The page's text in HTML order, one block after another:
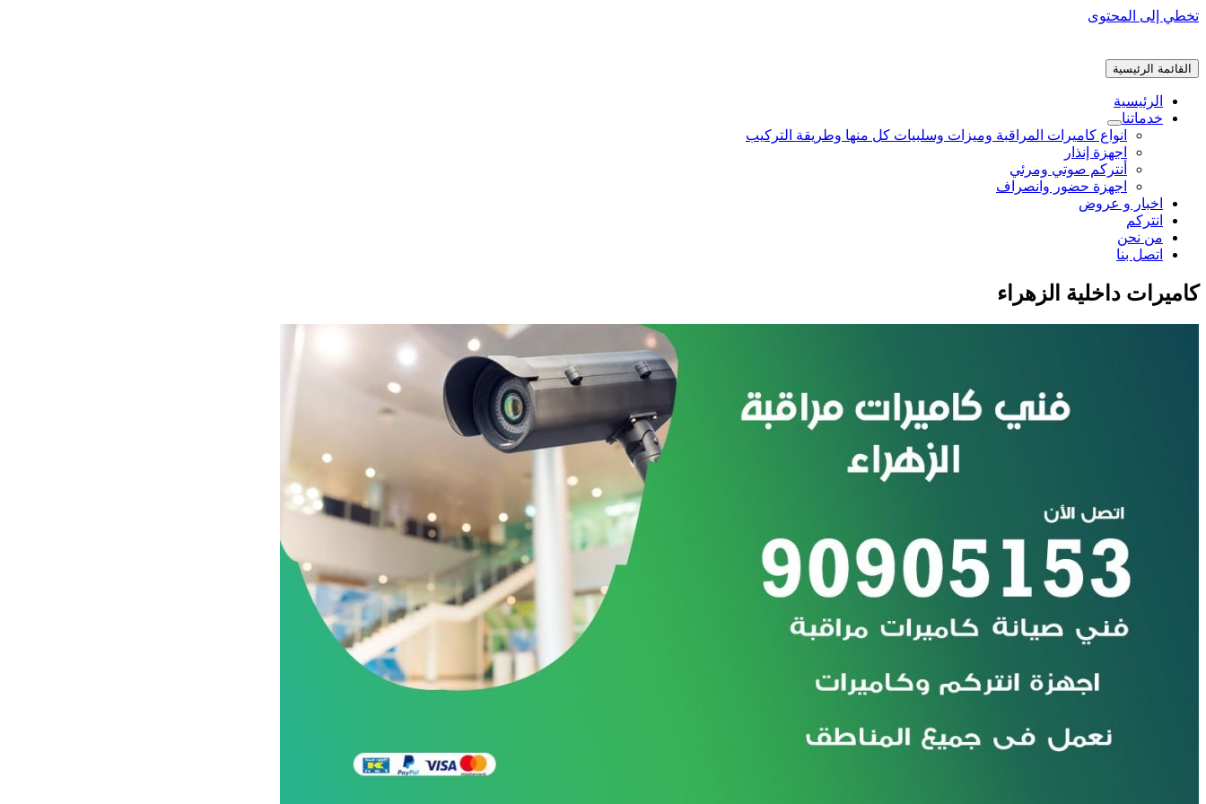
تخطي إلى المحتوى
القائمة الرئيسية
الرئيسية
خدماتنا
انواع كاميرات المراقبة وميزات وسلبيات كل منها وطريقة التركيب
اجهزة إنذار
أنتركم صوتي ومرئي
اجهزة حضور وانصراف
اخبار و عروض
انتركم
من نحن
اتصل بنا
كاميرات داخلية الزهراء